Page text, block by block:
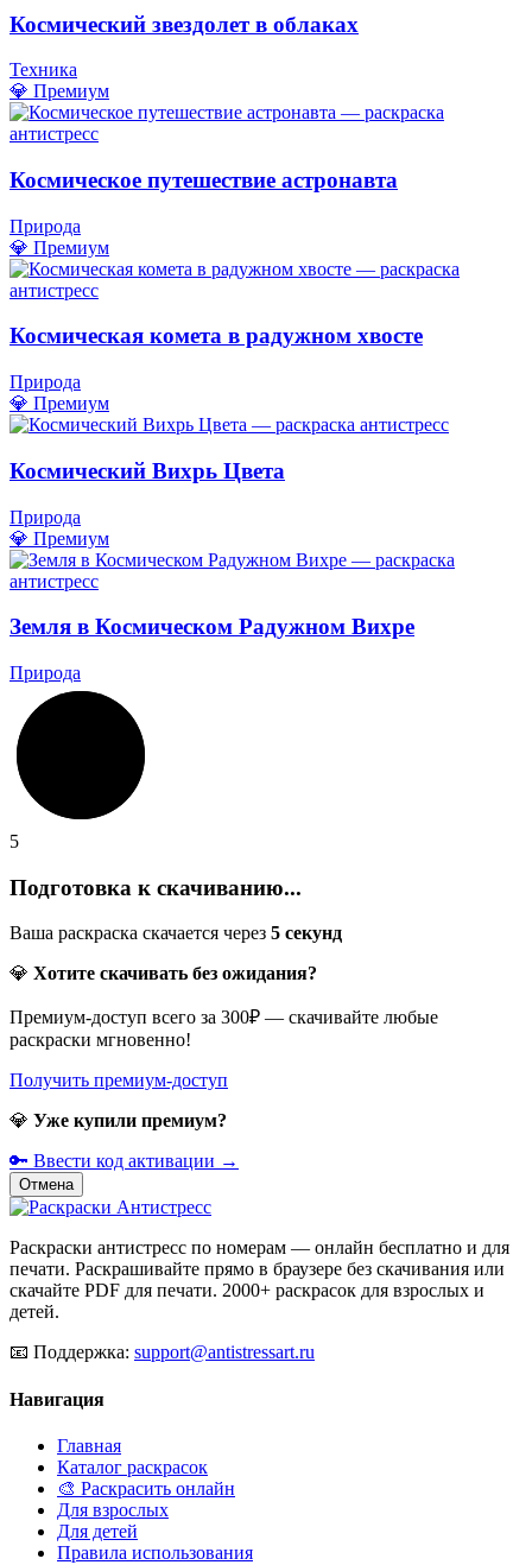
Космический звездолет в облаках
Техника
💎 Премиум
Космическое путешествие астронавта
Природа
💎 Премиум
Космическая комета в радужном хвосте
Природа
💎 Премиум
Космический Вихрь Цвета
Природа
💎 Премиум
Земля в Космическом Радужном Вихре
Природа
5
Подготовка к скачиванию...
Ваша раскраска скачается через 5 секунд
💎 Хотите скачивать без ожидания?
Премиум-доступ всего за 300₽ — скачивайте любые
раскраски мгновенно!
Получить премиум-доступ
💎 Уже купили премиум?
🔑 Ввести код активации →
Отмена
Раскраски антистресс по номерам — онлайн бесплатно и для
печати. Раскрашивайте прямо в браузере без скачивания или
скачайте PDF для печати. 2000+ раскрасок для взрослых и
детей.
📧 Поддержка: support@antistressart.ru
Навигация
Главная
Каталог раскрасок
🎨 Раскрасить онлайн
Для взрослых
Для детей
Правила использования